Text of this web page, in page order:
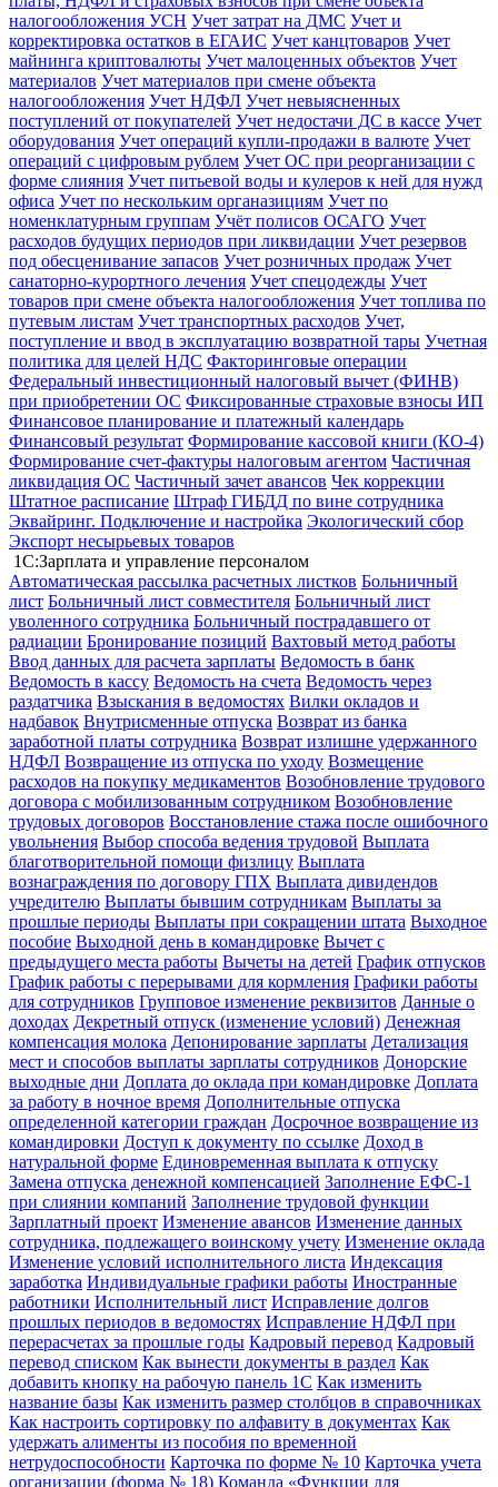
налогообложения УСН Учет затрат на ДМС Учет и
корректировка остатков в ЕГАИС Учет канцтоваров Учет
майнинга криптовалюты Учет малоценных объектов Учет
материалов Учет материалов при смене объекта
налогообложения Учет НДФЛ Учет невыясненных
поступлений от покупателей Учет недостачи ДС в кассе Учет
оборудования Учет операций купли-продажи в валюте Учет
операций с цифровым рублем Учет ОС при реорганизации с
форме слияния Учет питьевой воды и кулеров к ней для нужд
офиса Учет по нескольким органазициям Учет по
номенклатурным группам Учёт полисов ОСАГО Учет
расходов будущих периодов при ликвидации Учет резервов
под обесценивание запасов Учет розничных продаж Учет
санаторно-курортного лечения Учет спецодежды Учет
товаров при смене объекта налогообложения Учет топлива по
путевым листам Учет транспортных расходов Учет,
поступление и ввод в эксплуатацию возвратной тары Учетная
политика для целей НДС Факторинговые операции
Федеральный инвестиционный налоговый вычет (ФИНВ)
при приобретении ОС Фиксированные страховые взносы ИП
Финансовое планирование и платежный календарь
Финансовый результат Формирование кассовой книги (КО-4)
Формирование счет-фактуры налоговым агентом Частичная
ликвидация ОС Частичный зачет авансов Чек коррекции
Штатное расписание Штраф ГИБДД по вине сотрудника
Эквайринг. Подключение и настройка Экологический сбор
Экспорт несырьевых товаров
1С:Зарплата и управление персоналом
Автоматическая рассылка расчетных листков Больничный
лист Больничный лист совместителя Больничный лист
уволенного сотрудника Больничный пострадавшего от
радиации Бронирование позиций Вахтовый метод работы
Ввод данных для расчета зарплаты Ведомость в банк
Ведомость в кассу Ведомость на счета Ведомость через
раздатчика Взыскания в ведомостях Вилки окладов и
надбавок Внутрисменные отпуска Возврат из банка
заработной платы сотрудника Возврат излишне удержанного
НДФЛ Возвращение из отпуска по уходу Возмещение
расходов на покупку медикаментов Возобновление трудового
договора с мобилизованным сотрудником Возобновление
трудовых договоров Восстановление стажа после ошибочного
увольнения Выбор способа ведения трудовой Выплата
благотворительной помощи физлицу Выплата
вознаграждения по договору ГПХ Выплата дивидендов
учредителю Выплаты бывшим сотрудникам Выплаты за
прошлые периоды Выплаты при сокращении штата Выходное
пособие Выходной день в командировке Вычет с
предыдущего места работы Вычеты на детей График отпусков
График работы с перерывами для кормления Графики работы
для сотрудников Групповое изменение реквизитов Данные о
доходах Декретный отпуск (изменение условий) Денежная
компенсация молока Депонирование зарплаты Детализация
мест и способов выплаты зарплаты сотрудников Донорские
выходные дни Доплата до оклада при командировке Доплата
за работу в ночное время Дополнительные отпуска
определенной категории граждан Досрочное возвращение из
командировки Доступ к документу по ссылке Доход в
натуральной форме Единовременная выплата к отпуску
Замена отпуска денежной компенсацией Заполнение ЕФС-1
при слиянии компаний Заполнение трудовой функции
Зарплатный проект Изменение авансов Изменение данных
сотрудника, подлежащего воинскому учету Изменение оклада
Изменение условий исполнительного листа Индексация
заработка Индивидуальные графики работы Иностранные
работники Исполнительный лист Исправление долгов
прошлых периодов в ведомостях Исправление НДФЛ при
перерасчетах за прошлые годы Кадровый перевод Кадровый
перевод списком Как вынести документы в раздел Как
добавить кнопку на рабочую панель 1С Как изменить
название базы Как изменить размер столбцов в справочниках
Как настроить сортировку по алфавиту в документах Как
удержать алименты из пособия по временной
нетрудоспособности Карточка по форме № 10 Карточка учета
организации (форма № 18) Команда «Функции для